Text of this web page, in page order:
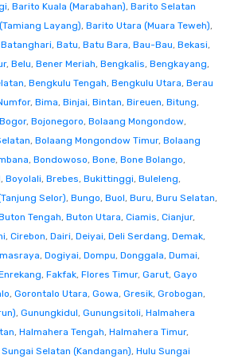
, Barito Kuala (Marabahan), Barito Selatan
Layang), Barito Utara (Muara Teweh),
Batanghari, Batu, Batu Bara, Bau-Bau, Bekasi,
, Belu, Bener Meriah, Bengkalis, Bengkayang,
, Bengkulu Tengah, Bengkulu Utara, Berau
, Bima, Binjai, Bintan, Bireuen, Bitung,
Bogor, Bojonegoro, Bolaang Mongondow,
, Bolaang Mongondow Timur, Bolaang
, Bondowoso, Bone, Bone Bolango,
, Boyolali, Brebes, Bukittinggi, Buleleng,
Selor), Bungo, Buol, Buru, Buru Selatan,
Tengah, Buton Utara, Ciamis, Cianjur,
, Cirebon, Dairi, Deiyai, Deli Serdang, Demak,
, Dogiyai, Dompu, Donggala, Dumai,
, Fakfak, Flores Timur, Garut, Gayo
, Gorontalo Utara, Gowa, Gresik, Grobogan,
, Gunungkidul, Gunungsitoli, Halmahera
, Halmahera Tengah, Halmahera Timur,
Sungai Selatan (Kandangan), Hulu Sungai